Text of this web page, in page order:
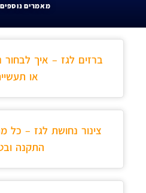
מאמרים נוספים
ברזים לגז – איך לבחור
או
צינור נחושת לגז –
התקנה